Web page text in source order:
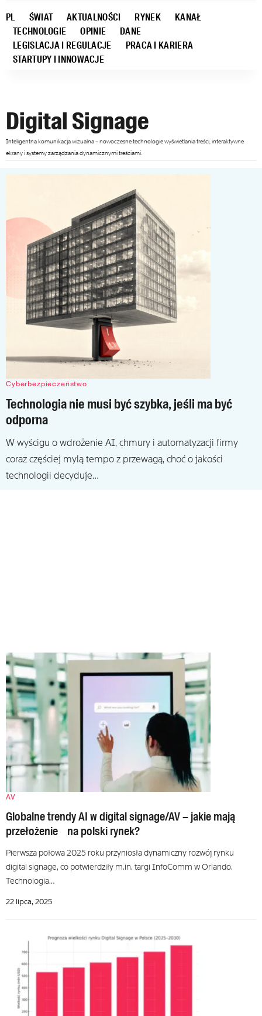
PL ŚWIAT AKTUALNOŚCI RYNEK
KANAŁ
TECHNOLOGIE
OPINIE
DANE
LEGISLACJA I REGULACJE
PRACA I KARIERA
STARTUPY I INNOWACJE
Digital Signage
Inteligentna komunikacja wizualna – nowoczesne technologie wyświetlania treści, interaktywne
ekrany i systemy zarządzania dynamicznymi treściami.
Cyberbezpieczeństwo
Technologia nie musi być szybka, jeśli ma być
odporna
W wyścigu o wdrożenie AI, chmury i automatyzacji firmy
coraz częściej mylą tempo z przewagą, choć o jakości
technologii decyduje…
AV
Globalne trendy AI w digital signage/AV – jakie mają
przełożenie na polski rynek?
Pierwsza połowa 2025 roku przyniosła dynamiczny rozwój rynku
digital signage, co potwierdziły m.in. targi InfoComm w Orlando.
Technologia…
22 lipca, 2025